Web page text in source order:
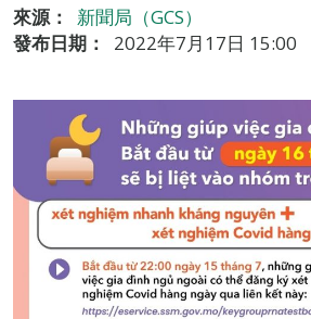
來源：
新聞局（GCS）
發布日期：
2022年7月17日 15:00